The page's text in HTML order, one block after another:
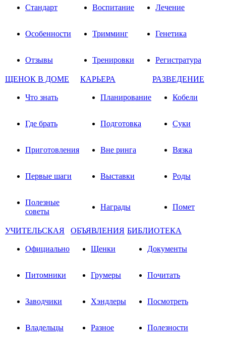
Стандарт Воспитание Лечение
Особенности Тримминг Генетика
Отзывы Тренировки Регистратура
ЩЕНОК В ДОМЕ КАРЬЕРА РАЗВЕДЕНИЕ
Что знать Планирование Кобели
Где брать Подготовка Суки
Приготовления Вне ринга Вязка
Первые шаги Выставки Роды
Полезные
советы
Награды Помет
УЧИТЕЛЬСКАЯ ОБЪЯВЛЕНИЯ БИБЛИОТЕКА
Официально Щенки Документы
Питомники Грумеры Почитать
Заводчики Хэндлеры Посмотреть
Владельцы Разное Полезности